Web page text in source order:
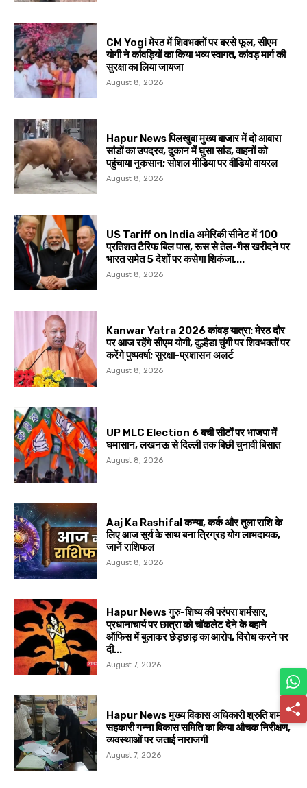
CM Yogi मेरठ में शिवभक्तों पर बरसे फूल, सीएम
योगी ने कांवड़ियों का किया भव्य स्वागत, कांवड़ मार्ग की
सुरक्षा का लिया जायजा
August 8, 2026
Hapur News पिलखुवा मुख्य बाजार में दो आवारा
सांडों का उपद्रव, दुकान में घुसा सांड, वाहनों को
पहुंचाया नुकसान; सोशल मीडिया पर वीडियो वायरल
August 8, 2026
US Tariff on India अमेरिकी सीनेट में 100
प्रतिशत टैरिफ बिल पास, रूस से तेल-गैस खरीदने पर
भारत समेत 5 देशों पर कसेगा शिकंजा,...
August 8, 2026
Kanwar Yatra 2026 कांवड़ यात्रा: मेरठ दौर
पर आज रहेंगे सीएम योगी, दुल्हैडा चुंगी पर शिवभक्तों पर
करेंगे पुष्पवर्षा; सुरक्षा-प्रशासन अलर्ट
August 8, 2026
UP MLC Election 6 बची सीटों पर भाजपा में
घमासान, लखनऊ से दिल्ली तक बिछी चुनावी बिसात
August 8, 2026
Aaj Ka Rashifal कन्या, कर्क और तुला राशि के
लिए आज सूर्य के साथ बना त्रिग्रह योग लाभदायक,
जानें राशिफल
August 8, 2026
Hapur News गुरु-शिष्य की परंपरा शर्मसार,
प्रधानाचार्य पर छात्रा को चॉकलेट देने के बहाने
ऑफिस में बुलाकर छेड़छाड़ का आरोप, विरोध करने पर
दी...
August 7, 2026
Hapur News मुख्य विकास अधिकारी श्रुति शर्मा ने
सहकारी गन्ना विकास समिति का किया औचक निरीक्षण,
व्यवस्थाओं पर जताई नाराजगी
August 7, 2026